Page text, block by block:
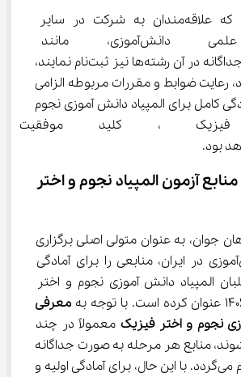
شایان ذکر است که علاقه‌مندان به شرکت در سایر
المپیادهای علمی
می‌توانند به طور جداگانه در آن رشته‌ها نیز ثبت‌نام نمایند،
رعایت ضوابط و مقررات مربوطه الزامی
کامل برای المپیاد دانش آموزی نجوم
، کلید
آزمون المپیاد نجوم و اختر
دانش‌پژوهان جوان، به عنوان متولی اصلی برگزاری
المپیادهای دانش‌آموزی در ایران، منابعی را برای آمادگی
المپیاد دانش آموزی نجوم و اختر
معرفی
نجوم و اختر فیزیک معمولاً در چند
برگزار می‌شوند، منابع هر مرحله به صورت جداگانه
توسط باشگاه اعلام می‌گردد. با این حال، برای آمادگی اولیه و